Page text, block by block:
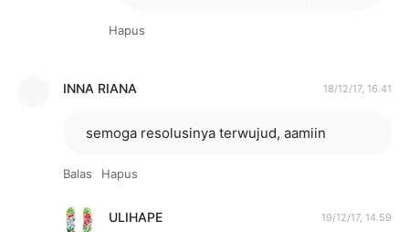
Hapus
INNA RIANA 18/12/17, 16.41
semoga resolusinya terwujud, aamiin
Balas Hapus
ULIHAPE 19/12/17, 14.59